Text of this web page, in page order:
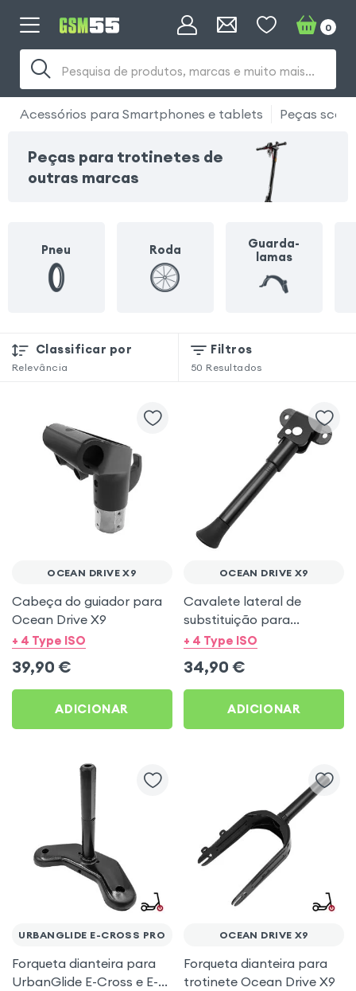
Pesquisa de produtos, marcas e muito mais...
0
Acessórios para Smartphones e tablets Peças
Peças para trotinetes de
outras marcas
Pneu Roda
Guarda-
lamas
Classificar por
Relevância
Filtros
50 Resultados
OCEAN DRIVE X9
Cabeça do guiador para
Ocean Drive X9
+ 4 Type ISO
39,90 €
ADICIONAR
OCEAN DRIVE X9
Cavalete lateral de
substituição para
trotinete Ocean Drive X9
+ 4 Type ISO
34,90 €
ADICIONAR
URBANGLIDE E-CROSS PRO
Forqueta dianteira para
UrbanGlide E-Cross e E-
OCEAN DRIVE X9
Forqueta dianteira para
trotinete Ocean Drive X9